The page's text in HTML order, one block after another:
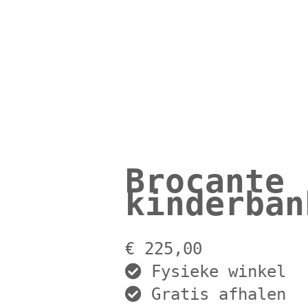
Brocante
€ 225,00
Fysieke winkel
Gratis afhalen